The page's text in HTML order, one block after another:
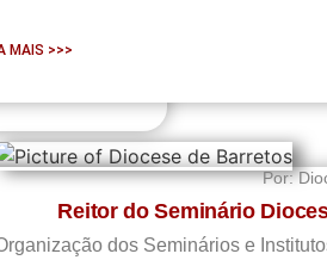
voltada ao
MAIS >>>
Por:
Reitor do Seminário
dos Seminários e